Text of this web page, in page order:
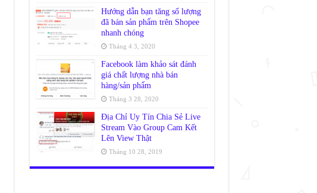
Hướng dẫn bạn tăng số lượng
đã bán sản phẩm trên Shopee
nhanh chóng
Tháng 4 3, 2020
Facebook làm khảo sát đánh
giá chất lượng nhà bán
hàng/sản phẩm
Tháng 3 28, 2020
Địa Chỉ Uy Tín Chia Sẻ Live
Stream Vào Group Cam Kết
Lên View Thật
Tháng 10 28, 2019